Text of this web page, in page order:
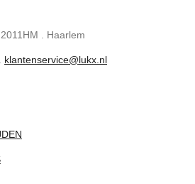
. Haarlem
klantenservice@lukx.nl